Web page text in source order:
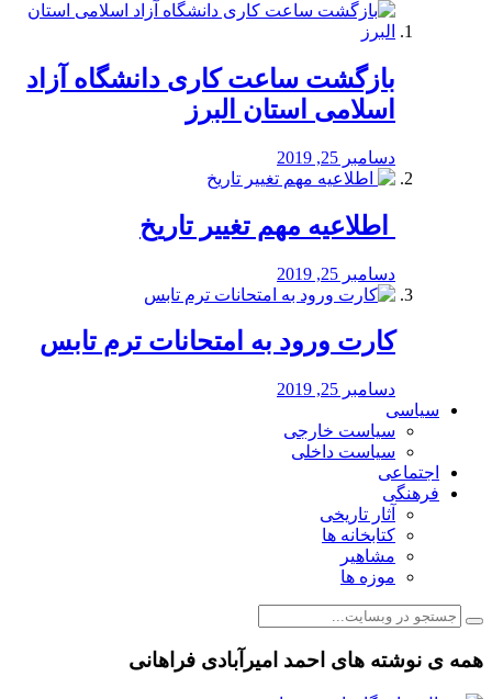
بازگشت ساعت کاری دانشگاه آزاد
اسلامی استان البرز
دسامبر 25, 2019
️ اطلاعیه مهم تغییر تاریخ
دسامبر 25, 2019
کارت ورود به امتحانات ترم تابس
دسامبر 25, 2019
سیاسی
سیاست خارجی
سیاست داخلی
اجتماعی
فرهنگی
آثار تاریخی
کتابخانه ها
مشاهیر
موزه ها
همه ی نوشته های احمد امیرآبادی فراهانی